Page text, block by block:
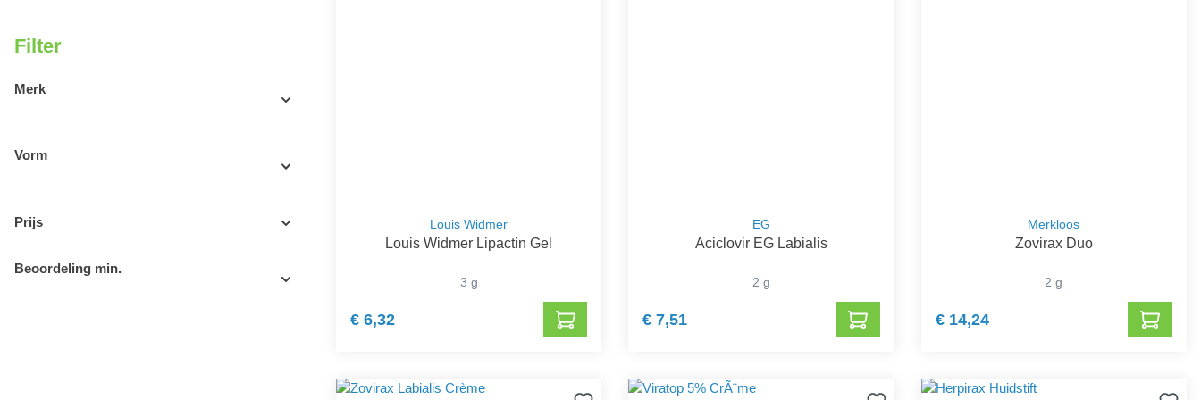
Filter
Merk
Vorm
Prijs
Beoordeling min.
Louis Widmer
Louis Widmer Lipactin Gel
3 g
€ 6,32
EG
Aciclovir EG Labialis
2 g
€ 7,51
Merkloos
Zovirax Duo
2 g
€ 14,24